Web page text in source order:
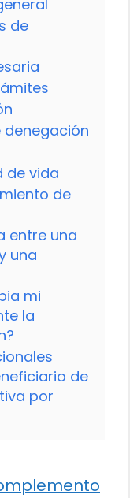
de
denegación
de vida
de
entre una
una
mi
la
de
por